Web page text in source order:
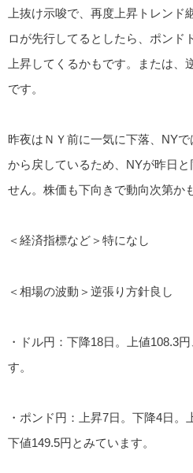
上抜け示唆で、再度上昇トレンド
ロが先行してるとしたら、ポンド
上昇してくるかもです。または、
です。
昨夜はＮＹ前に一気に下落、NY
から戻しているため、NYが昨日
せん。株価も下向きで動向次第か
＜経済指標など＞特になし
＜相場の波動＞逆張り方針良し
・ドル円：下降18日。上値108.3
す。
・ポンド円：上昇7日。下降4日。
下値149.5円とみています。